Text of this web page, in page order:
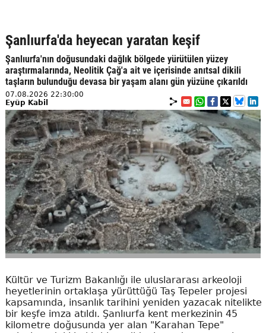
Şanlıurfa'da heyecan yaratan keşif
Şanlıurfa'nın doğusundaki dağlık bölgede yürütülen yüzey
araştırmalarında, Neolitik Çağ'a ait ve içerisinde anıtsal dikili
taşların bulunduğu devasa bir yaşam alanı gün yüzüne çıkarıldı
07.08.2026 22:30:00
Eyüp Kabil
Kültür ve Turizm Bakanlığı ile uluslararası arkeoloji
heyetlerinin ortaklaşa yürüttüğü Taş Tepeler projesi
kapsamında, insanlık tarihini yeniden yazacak nitelikte
bir keşfe imza atıldı. Şanlıurfa kent merkezinin 45
kilometre doğusunda yer alan "Karahan Tepe"